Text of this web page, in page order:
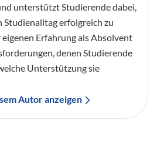
unterstützt Studierende dabei,
Studienalltag erfolgreich zu
Erfahrung als Absolvent
denen Studierende
Unterstützung sie
Autor anzeigen